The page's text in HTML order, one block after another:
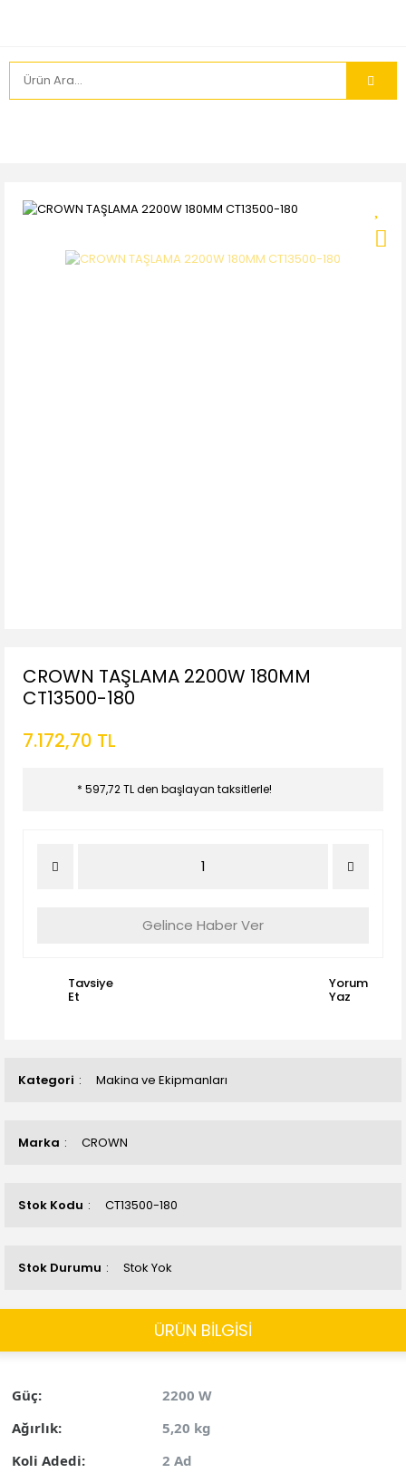
Kategori Makina ve Ekipmanları
Marka CROWN
Stok Kodu CT13500-180
Stok Durumu Stok Yok
CROWN TAŞLAMA 2200W 180MM
CT13500-180
7.172,70 TL
* 597,72 TL den başlayan taksitlerle!
Gelince Haber Ver
Tavsiye
Et
Yorum
Yaz
ÜRÜN BİLGİSİ
Güç:
2200 W
Ağırlık:
5,20 kg
Koli Adedi:
2 Ad